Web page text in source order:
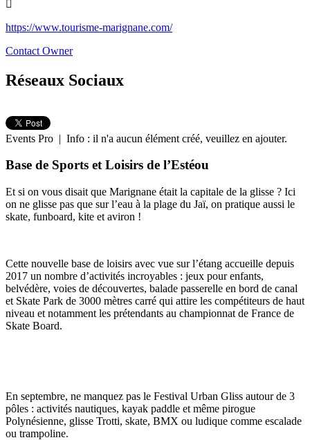
https://www.tourisme-marignane.com/
Contact Owner
Réseaux Sociaux
Events Pro | Info : il n'a aucun élément créé, veuillez en ajouter.
Base de Sports et Loisirs de l’Estéou
Et si on vous disait que Marignane était la capitale de la glisse ? Ici
on ne glisse pas que sur l’eau à la plage du Jaï, on pratique aussi le
skate, funboard, kite et aviron !
Cette nouvelle base de loisirs avec vue sur l’étang accueille depuis
2017 un nombre d’activités incroyables : jeux pour enfants,
belvédère, voies de découvertes, balade passerelle en bord de canal
et Skate Park de 3000 mètres carré qui attire les compétiteurs de haut
niveau et notamment les prétendants au championnat de France de
Skate Board.
En septembre, ne manquez pas le Festival Urban Gliss autour de 3
pôles : activités nautiques, kayak paddle et même pirogue
Polynésienne, glisse Trotti, skate, BMX ou ludique comme escalade
ou trampoline.